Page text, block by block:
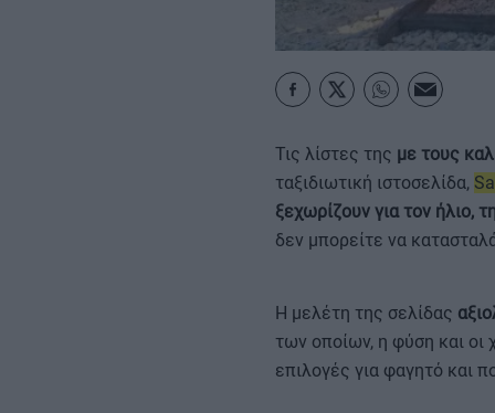
Τις λίστες της με τους
ταξιδιωτική ιστοσελίδα,
ξεχωρίζουν για τον ήλιο,
δεν μπορείτε να
Η μελέτη της σελίδας
των οποίων, η φύση και οι
επιλογές για φαγητό και